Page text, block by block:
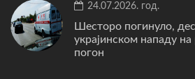
24.07.2026. год.
Шесторо погинуло,
украјинском нападу на
погон